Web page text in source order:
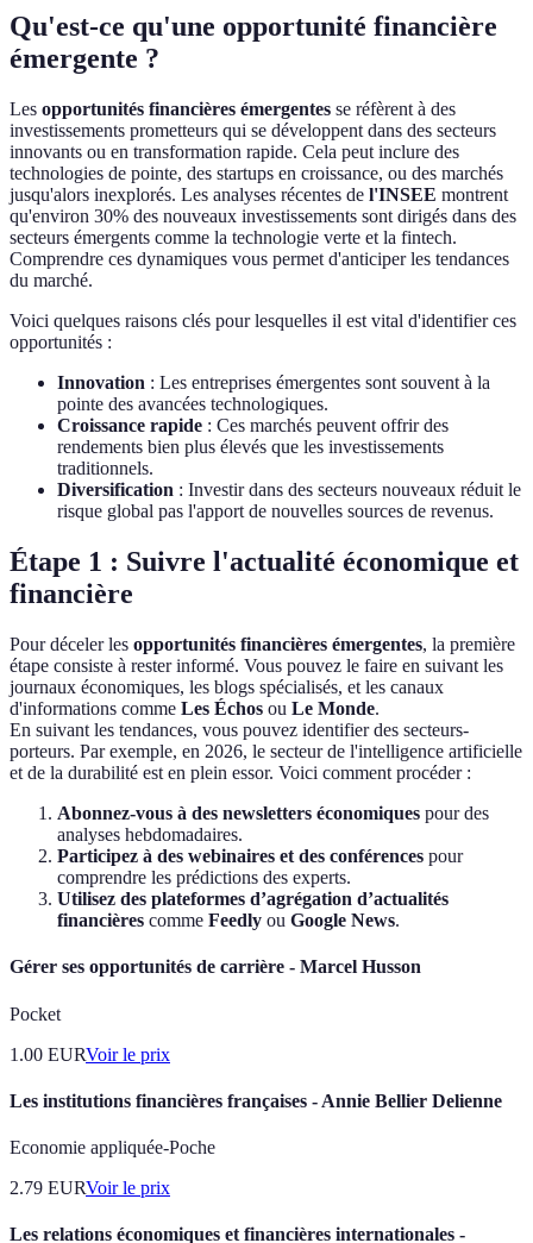
Qu'est-ce qu'une opportunité financière
émergente ?
Les opportunités financières émergentes se réfèrent à des
investissements prometteurs qui se développent dans des secteurs
innovants ou en transformation rapide. Cela peut inclure des
technologies de pointe, des startups en croissance, ou des marchés
jusqu'alors inexplorés. Les analyses récentes de l'INSEE montrent
qu'environ 30% des nouveaux investissements sont dirigés dans des
secteurs émergents comme la technologie verte et la fintech.
Comprendre ces dynamiques vous permet d'anticiper les tendances
du marché.
Voici quelques raisons clés pour lesquelles il est vital d'identifier ces
opportunités :
Innovation : Les entreprises émergentes sont souvent à la
pointe des avancées technologiques.
Croissance rapide : Ces marchés peuvent offrir des
rendements bien plus élevés que les investissements
traditionnels.
Diversification : Investir dans des secteurs nouveaux réduit le
risque global pas l'apport de nouvelles sources de revenus.
Étape 1 : Suivre l'actualité économique et
financière
Pour déceler les opportunités financières émergentes, la première
étape consiste à rester informé. Vous pouvez le faire en suivant les
journaux économiques, les blogs spécialisés, et les canaux
d'informations comme Les Échos ou Le Monde.
En suivant les tendances, vous pouvez identifier des secteurs-
porteurs. Par exemple, en 2026, le secteur de l'intelligence artificielle
et de la durabilité est en plein essor. Voici comment procéder :
Abonnez-vous à des newsletters économiques pour des
analyses hebdomadaires.
Participez à des webinaires et des conférences pour
comprendre les prédictions des experts.
Utilisez des plateformes d’agrégation d’actualités
financières comme Feedly ou Google News.
Gérer ses opportunités de carrière - Marcel Husson
Pocket
1.00 EURVoir le prix
Les institutions financières françaises - Annie Bellier Delienne
Economie appliquée-Poche
2.79 EURVoir le prix
Les relations économiques et financières internationales -